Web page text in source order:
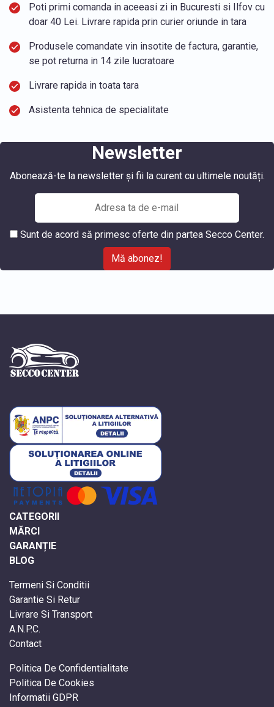
Poti primi comanda in aceeasi zi in Bucuresti si Ilfov cu
doar 40 Lei. Livrare rapida prin curier oriunde in tara
Produsele comandate vin insotite de factura, garantie,
se pot returna in 14 zile lucratoare
Livrare rapida in toata tara
Asistenta tehnica de specialitate
Newsletter
Abonează-te la newsletter și fii la curent cu ultimele noutăți.
Sunt de acord să primesc oferte din partea Secco Center.
Mă abonez!
CATEGORII
MĂRCI
GARANȚIE
BLOG
Termeni Si Conditii
Garantie Si Retur
Livrare Si Transport
A.N.P.C.
Contact
Politica De Confidentialitate
Politica De Cookies
Informatii GDPR